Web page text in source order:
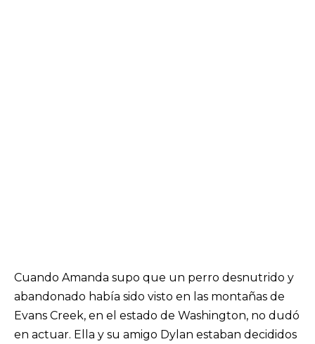
Cuando Amanda supo que un perro desnutrido y
abandonado había sido visto en las montañas de
Evans Creek, en el estado de Washington, no dudó
en actuar. Ella y su amigo Dylan estaban decididos